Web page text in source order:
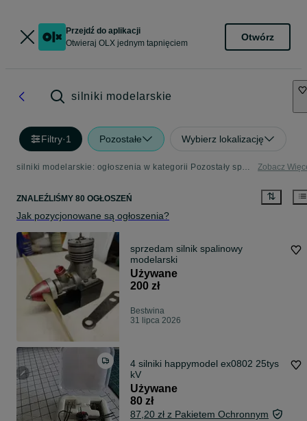
Przejdź do aplikacji
Otwieraj OLX jednym tapnięciem
Otwórz
silniki modelarskie
Filtry·1 Pozostałe Wybierz lokalizację
silniki modelarskie: ogłoszenia w kategorii Pozostały sport i hobby Zobacz
ZNALEŹLIŚMY 80 OGŁOSZEŃ
Jak pozycjonowane są ogłoszenia?
sprzedam silnik spalinowy
modelarski
Używane
200 zł
Bestwina
31 lipca 2026
4 silniki happymodel ex0802 25tys
kV
Używane
80 zł
87,20 zł z Pakietem Ochronnym